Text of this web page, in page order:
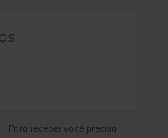
Para receber você precisa